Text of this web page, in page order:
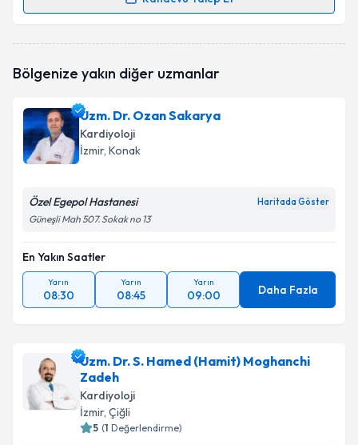
oluşturun. Size bu uzmandan randevu almanız için bir
kapsamda işlenmesini kabul ediyorum.
Bölgenize yakın diğer uzmanlar
Uzm. Dr. Ozan Sakarya
Kardiyoloji
İzmir, Konak
Özel Egepol Hastanesi Haritada Göster
Güneşli Mah 507. Sokak no 13
En Yakın Saatler
Yarın
08:30
Yarın
08:45
Yarın
09:00 Daha Fazla
Uzm. Dr. S. Hamed (Hamit) Moghanchi
Zadeh
Kardiyoloji
İzmir, Çiğli
5 (1 Değerlendirme)